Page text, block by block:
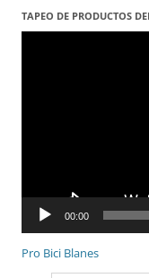
TAPEO DE PRODUCTOS
Reproductor
00:00
Pro Bici Blanes